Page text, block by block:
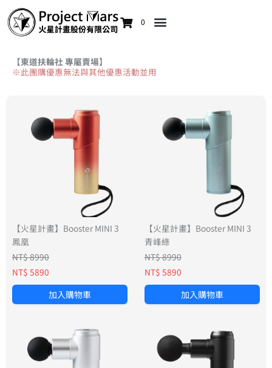
0
【東道扶輪社 專屬賣場】
※此團購優惠無法與其他優惠活動並用
【火星計畫】Booster MINI 3
鳳凰
NT$ 8990
NT$ 5890
加入購物車
【火星計畫】Booster MINI 3
青峰綠
NT$ 8990
NT$ 5890
加入購物車